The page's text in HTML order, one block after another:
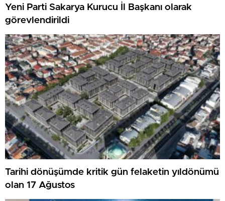
Yeni Parti Sakarya Kurucu İl Başkanı olarak
görevlendirildi
Tarihi dönüşümde kritik gün felaketin yıldönümü
olan 17 Ağustos